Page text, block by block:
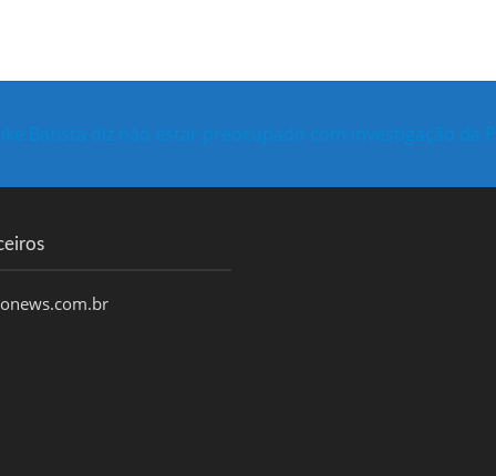
Batista diz não estar preocupado com investigação da